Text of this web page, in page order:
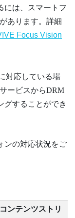
には、スマートフ
あります。詳細
Focus Vision
対応している場
ービスからDRM
グすることができ
ンの対応状況をご
ンテンツストリ